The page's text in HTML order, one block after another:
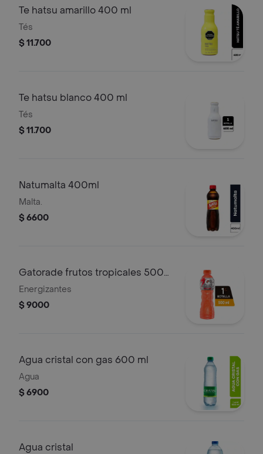
Te hatsu amarillo 400 ml
Tés
$ 11.700
Te hatsu blanco 400 ml
Tés
$ 11.700
Natumalta 400ml
Malta.
$ 6600
Gatorade frutos tropicales 500
ml
Energizantes
$ 9000
Agua cristal con gas 600 ml
Agua
$ 6900
Agua cristal